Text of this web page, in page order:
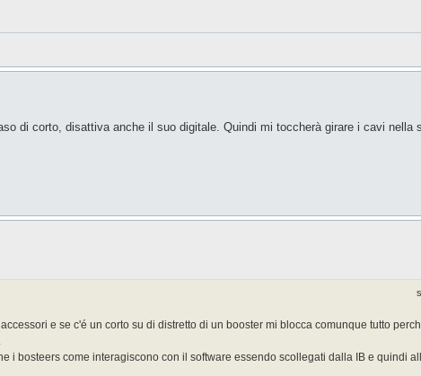
di corto, disattiva anche il suo digitale. Quindi mi toccherà girare i cavi nella
e se c'é un corto su di distretto di un booster mi blocca comunque tutto
i bosteers come interagiscono con il software essendo scollegati dalla IB e quindi